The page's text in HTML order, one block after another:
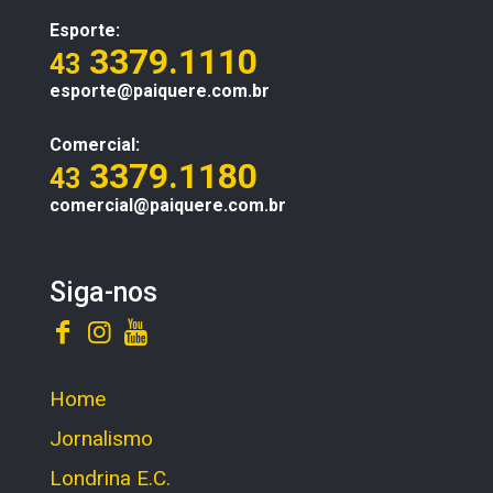
Esporte:
43 3379.1110
esporte@paiquere.com.br
Comercial:
43 3379.1180
comercial@paiquere.com.br
Siga-nos
Home
Jornalismo
Londrina E.C.